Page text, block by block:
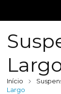
Início
Largo